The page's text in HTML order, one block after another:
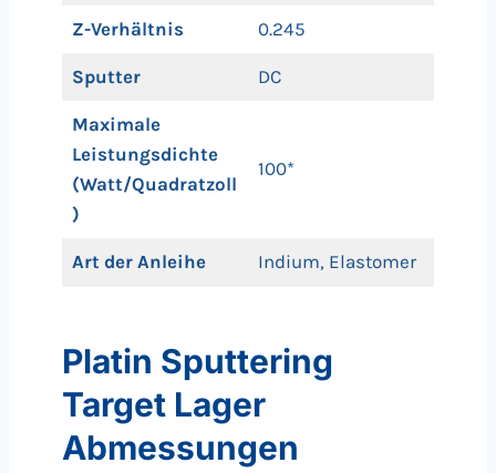
Z-Verhältnis 0.245
Sputter DC
Maximale
Leistungsdichte
(Watt/Quadratzoll
)
100*
Art der Anleihe Indium, Elastomer
Platin Sputtering
Target Lager
Abmessungen